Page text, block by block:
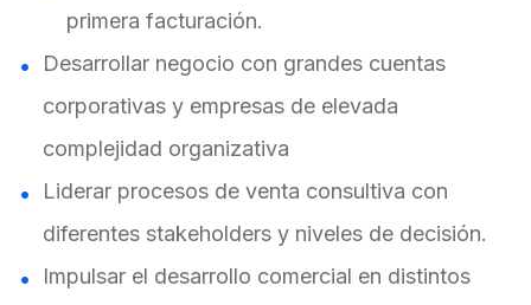
primera facturación.
Desarrollar negocio con grandes cuentas
corporativas y empresas de elevada
complejidad organizativa
Liderar procesos de venta consultiva con
diferentes stakeholders y niveles de decisión.
Impulsar el desarrollo comercial en distintos